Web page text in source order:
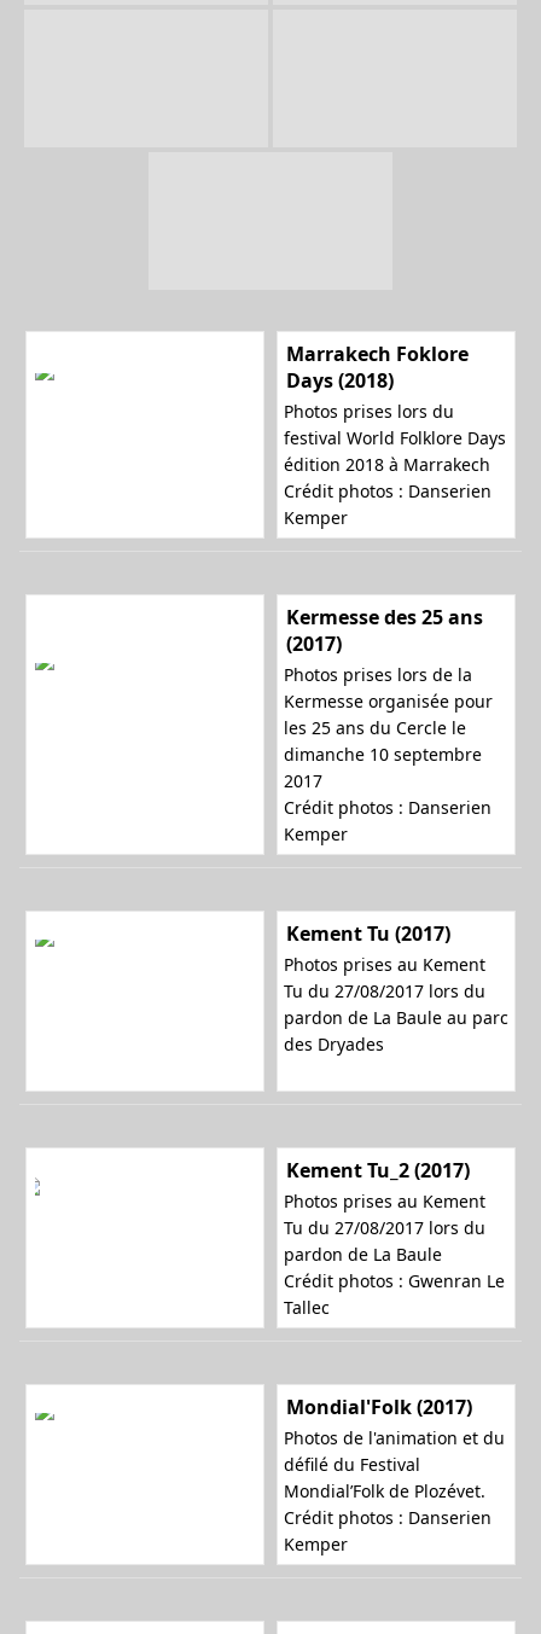
Marrakech Foklore
Days (2018)
Photos prises lors du
festival World Folklore Days
édition 2018 à Marrakech
Crédit photos : Danserien
Kemper
Kermesse des 25 ans
(2017)
Photos prises lors de la
Kermesse organisée pour
les 25 ans du Cercle le
dimanche 10 septembre
2017
Crédit photos : Danserien
Kemper
Kement Tu (2017)
Photos prises au Kement
Tu du 27/08/2017 lors du
pardon de La Baule au parc
des Dryades
Kement Tu_2 (2017)
Photos prises au Kement
Tu du 27/08/2017 lors du
pardon de La Baule
Crédit photos : Gwenran Le
Tallec
Mondial'Folk (2017)
Photos de l'animation et du
défilé du Festival
Mondial’Folk de Plozévet.
Crédit photos : Danserien
Kemper